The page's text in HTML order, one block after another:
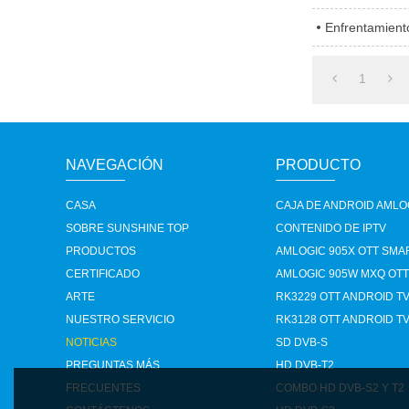
1
NAVEGACIÓN
CASA
SOBRE SUNSHINE TOP
PRODUCTOS
CERTIFICADO
ARTE
NUESTRO SERVICIO
NOTICIAS
PREGUNTAS MÁS
FRECUENTES
PRODUCTO
CAJA DE ANDROID
CONTENIDO DE IPTV
AMLOGIC 905X OTT
AMLOGIC 905W MXQ
RK3229 OTT ANDROID
RK3128 OTT ANDROID
SD DVB-S
HD DVB-T2
COMBO HD DVB-S2 Y T2